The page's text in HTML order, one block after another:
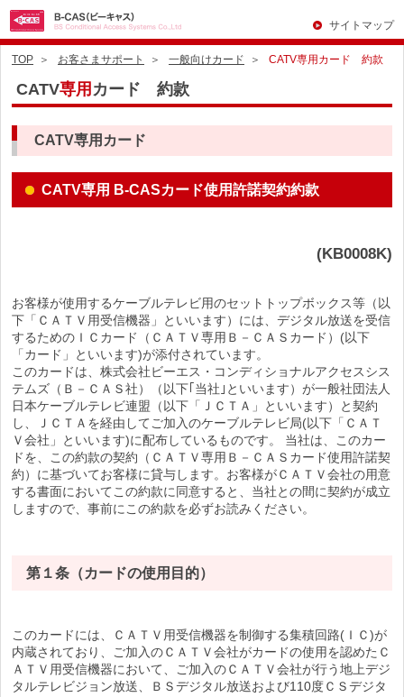
サイトマップ
TOP お客さまサポート 一般向けカード CATV専用カード 約款
CATV専用 カード 約款
CATV専用カード
CATV専用 B-CASカード使用許諾契約約款
(KB0008K)
お客様が使用するケーブルテレビ用のセットトップボックス等（以
下「ＣＡＴＶ用受信機器」といいます）には、デジタル放送を受信
するためのＩＣカード（ＣＡＴＶ専用Ｂ－ＣＡＳカード）(以下
「カード」といいます)が添付されています。
このカードは、株式会社ビーエス・コンディショナルアクセスシス
テムズ（Ｂ－ＣＡＳ社）（以下｢当社｣といいます）が一般社団法人
日本ケーブルテレビ連盟（以下「ＪＣＴＡ」といいます）と契約
し、ＪＣＴＡを経由してご加入のケーブルテレビ局(以下「ＣＡＴ
Ｖ会社」といいます)に配布しているものです。 当社は、このカー
ドを、この約款の契約（ＣＡＴＶ専用Ｂ－ＣＡＳカード使用許諾契
約）に基づいてお客様に貸与します。お客様がＣＡＴＶ会社の用意
する書面においてこの約款に同意すると、当社との間に契約が成立
しますので、事前にこの約款を必ずお読みください。
第１条（カードの使用目的）
このカードには、ＣＡＴＶ用受信機器を制御する集積回路(ＩＣ)が
内蔵されており、ご加入のＣＡＴＶ会社がカードの使用を認めたＣ
ＡＴＶ用受信機器において、ご加入のＣＡＴＶ会社が行う地上デジ
タルテレビジョン放送、ＢＳデジタル放送および110度ＣＳデジタ